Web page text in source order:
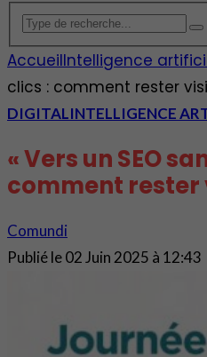
AccueilIntelligence
clics : comment rester
DIGITALINTELLIGENCE
« Vers un SEO
comment rester
Comundi
Publié le02 Juin 2025 à 12:43